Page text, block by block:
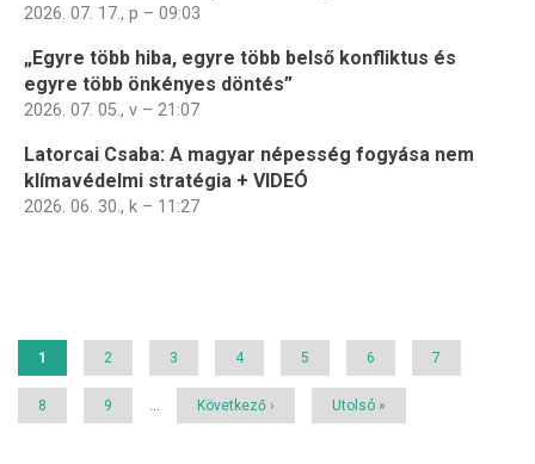
2026. 07. 17., p – 09:03
„Egyre több hiba, egyre több belső konfliktus és
egyre több önkényes döntés”
2026. 07. 05., v – 21:07
Latorcai Csaba: A magyar népesség fogyása nem
klímavédelmi stratégia + VIDEÓ
2026. 06. 30., k – 11:27
Jelenlegi
1 Page
2 Page
3 Page
4 Page
5 Page
6 Page
7
Page
8 Page
9
Következő
Következő ›
Utolsó
Utolsó »